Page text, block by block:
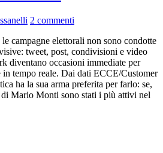
2 commenti
campagne elettorali non sono condotte
tweet, post, condivisioni e video
diventano occasioni immediate per
in tempo reale. Dai dati ECCE/Customer
ha la sua arma preferita per farlo: se,
Mario Monti sono stati i più attivi nel